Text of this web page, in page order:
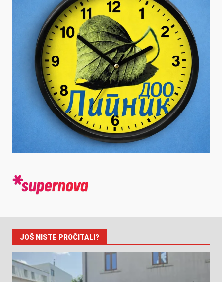
JOŠ NISTE PROČITALI?